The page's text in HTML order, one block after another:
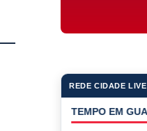
REDE CIDADE LIVE
COTAÇÕES